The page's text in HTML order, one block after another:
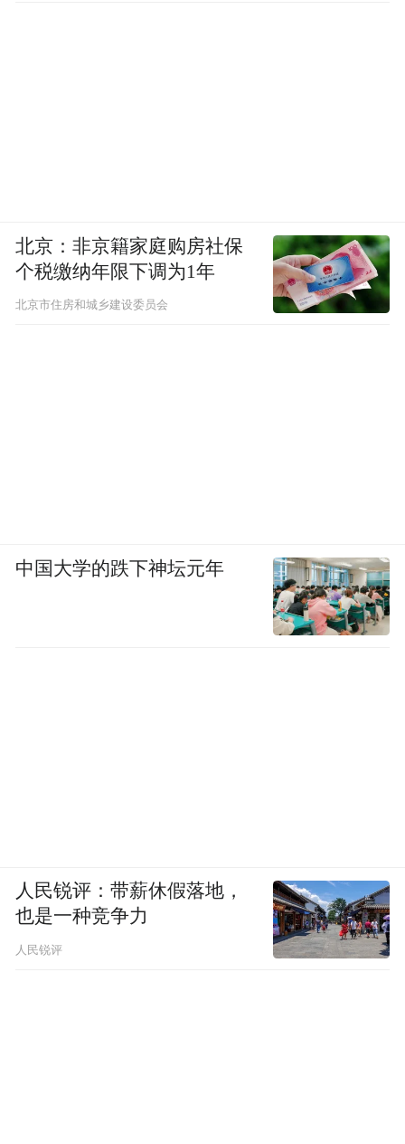
北京：非京籍家庭购房社保
个税缴纳年限下调为1年
北京市住房和城乡建设委员会
中国大学的跌下神坛元年
人民锐评：带薪休假落地，
也是一种竞争力
人民锐评